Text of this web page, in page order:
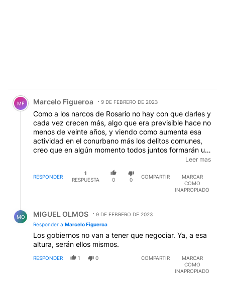
Comentario de Marcelo Figueroa.
MF Marcelo Figueroa 9 DE FEBRERO DE 2023
Como a los narcos de Rosario no hay con que darles y
cada vez crecen más, algo que era previsible hace no
menos de veinte años, y viendo como aumenta esa
actividad en el conurbano más los delitos comunes,
creo que en algún momento todos juntos formarán un
conglomerado delictivo constituido en factor de
poder, con el cual, al igual que en México, los
gobiernos tendrán que negociar. Y bue´.
Leer mas
RESPONDER
1
RESPUESTA
0 0
COMPARTIR
MARCAR
COMO
INAPROPIADO
MO MIGUEL OLMOS
9 DE FEBRERO DE 2023
Responder a Marcelo Figueroa
Los gobiernos no van a tener que negociar. Ya, a esa
altura, serán ellos mismos.
RESPONDER 1 0 COMPARTIR
MARCAR
COMO
INAPROPIADO